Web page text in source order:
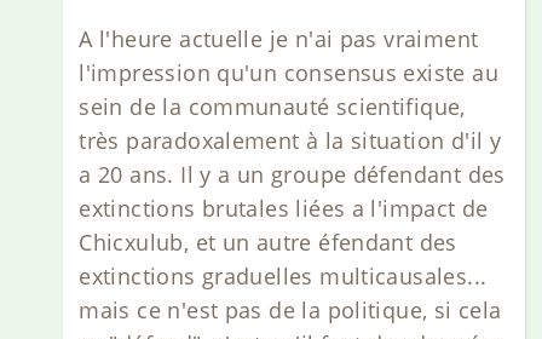
A l'heure actuelle je n'ai pas vraiment
l'impression qu'un consensus existe au
sein de la communauté scientifique,
très paradoxalement à la situation d'il y
a 20 ans. Il y a un groupe défendant des
extinctions brutales liées a l'impact de
Chicxulub, et un autre éfendant des
extinctions graduelles multicausales...
mais ce n'est pas de la politique, si cela